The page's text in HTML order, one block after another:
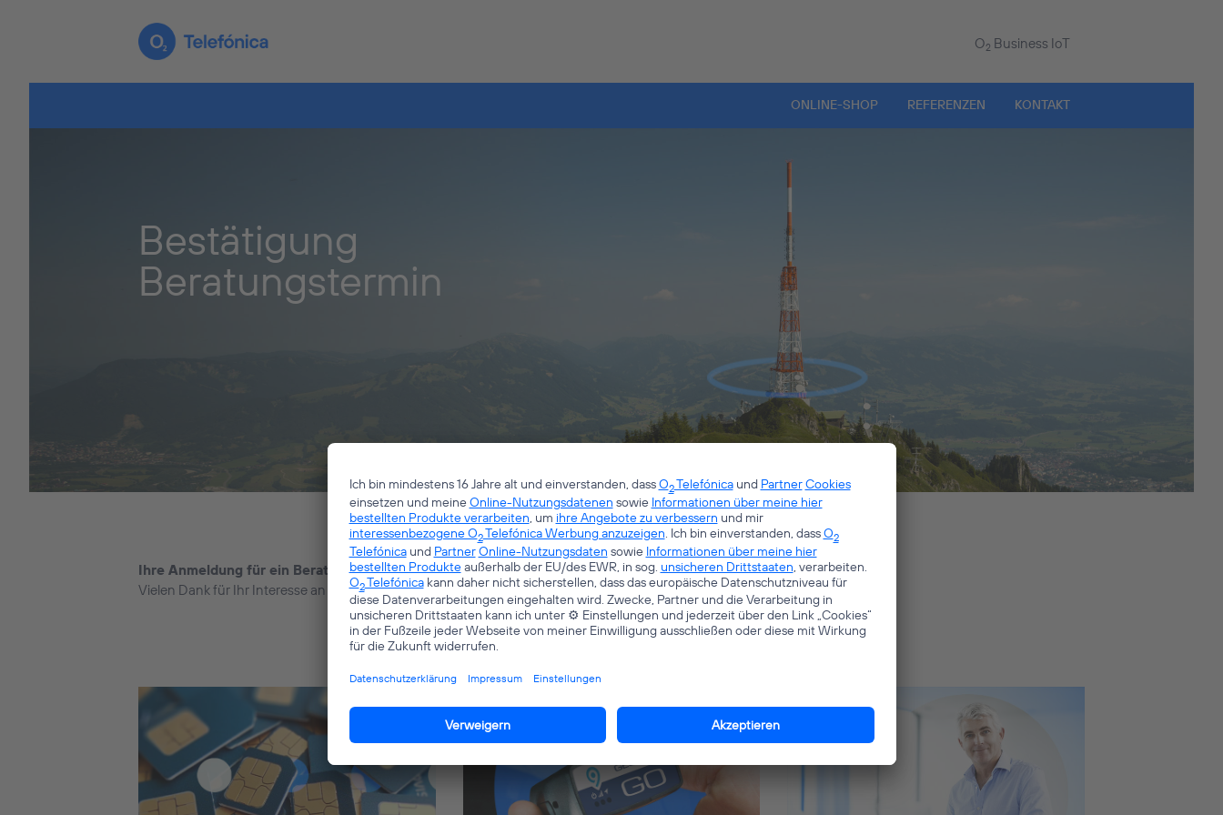
O2 Business IoT
ONLINE-SHOP REFERENZEN KONTAKT
Bestätigung
Beratungstermin
Ihre Anmeldung für ein Beratungstermin ist bei uns eingegangen.
Vielen Dank für Ihr Interesse an unseren IoT & M2M Lösungen!